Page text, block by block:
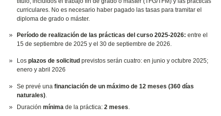
curriculares. No es necesario haber pagado las tasas para tramitar el
diploma de grado o máster.
Período de realización de las prácticas del curso 2025-2026:entre el
15 de septiembre de 2025 y el 30 de septiembre de 2026.
Losplazos de solicitudprevistos serán cuatro: en junio y octubre 2025;
enero y abril 2026
Se prevé una financiación de un máximo de 12 meses (360 días
naturales).
Duraciónmínimade la práctica:2 meses.